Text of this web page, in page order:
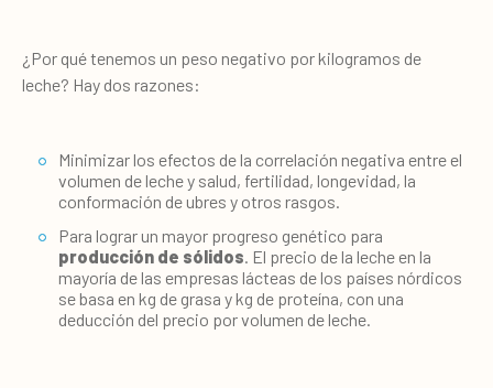
¿Por qué tenemos un peso negativo por kilogramos de
leche? Hay dos razones:
Minimizar los efectos de la correlación negativa entre el
volumen de leche y salud, fertilidad, longevidad, la
conformación de ubres y otros rasgos.
Para lograr un mayor progreso genético para
producción de sólidos. El precio de la leche en la
mayoría de las empresas lácteas de los países nórdicos
se basa en kg de grasa y kg de proteína, con una
deducción del precio por volumen de leche.